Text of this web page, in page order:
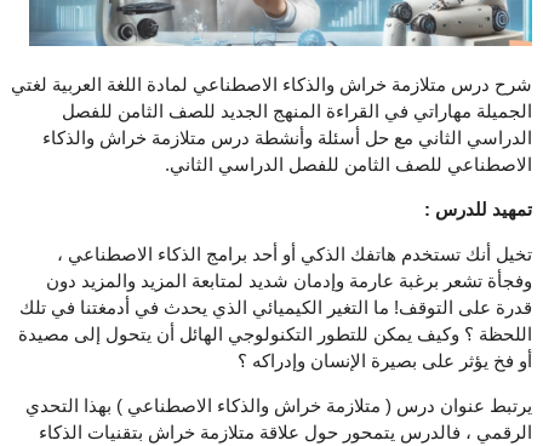
شرح درس متلازمة خراش والذكاء الاصطناعي لمادة اللغة العربية لغتي
الجميلة مهاراتي في القراءة المنهج الجديد للصف الثامن للفصل
الدراسي الثاني مع حل أسئلة وأنشطة درس متلازمة خراش والذكاء
الاصطناعي للصف الثامن للفصل الدراسي الثاني.
تمهيد للدرس :
تخيل أنك تستخدم هاتفك الذكي أو أحد برامج الذكاء الاصطناعي ،
وفجأة تشعر برغبة عارمة وإدمان شديد لمتابعة المزيد والمزيد دون
قدرة على التوقف! ما التغير الكيميائي الذي يحدث في أدمغتنا في تلك
اللحظة ؟ وكيف يمكن للتطور التكنولوجي الهائل أن يتحول إلى مصيدة
أو فخ يؤثر على بصيرة الإنسان وإدراكه ؟
يرتبط عنوان درس ( متلازمة خراش والذكاء الاصطناعي ) بهذا التحدي
الرقمي ، فالدرس يتمحور حول علاقة متلازمة خراش بتقنيات الذكاء